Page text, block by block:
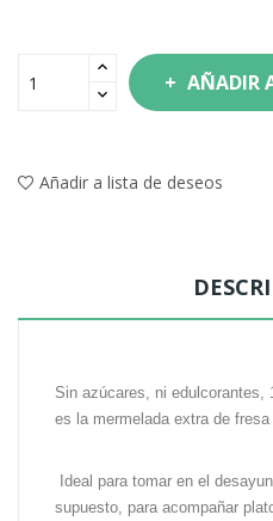
AÑADIR
Añadir a lista de deseos
Sin azúcares, ni edulcorantes,
es la mermelada extra de
Ideal para tomar en el
supuesto, para acompañar